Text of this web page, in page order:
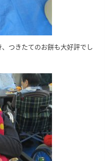
つきたてのお餅も大好評でし